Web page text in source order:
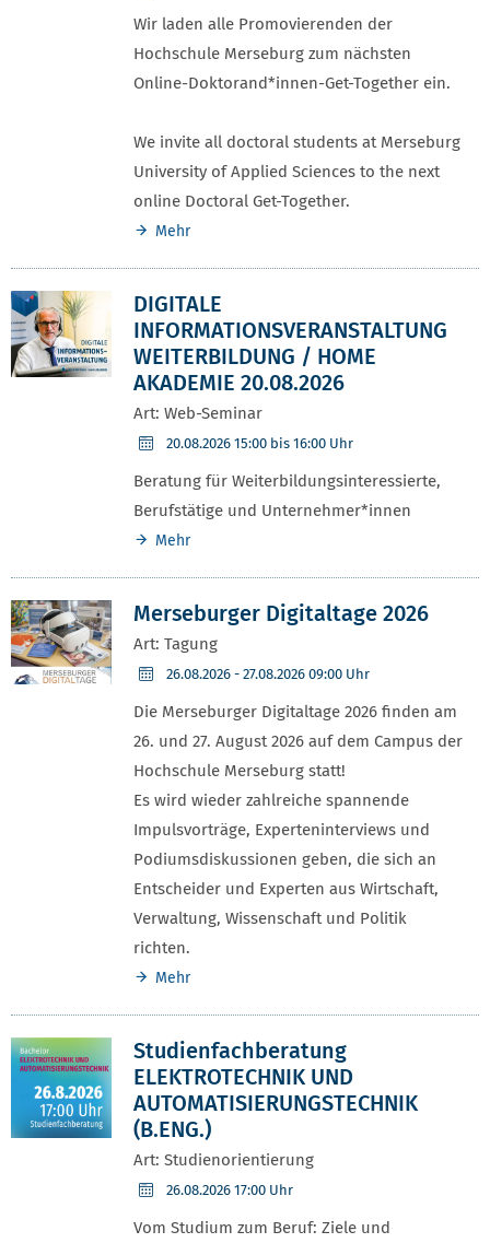
Wir laden alle Promovierenden der
Hochschule Merseburg zum nächsten
Online-Doktorand*innen-Get-Together ein.
We invite all doctoral students at Merseburg
University of Applied Sciences to the next
online Doctoral Get-Together.
Mehr
DIGITALE
INFORMATIONSVERANSTALTUNG
WEITERBILDUNG / HOME
AKADEMIE 20.08.2026
Art: Web-Seminar
20.08.2026 15:00 bis 16:00 Uhr
Beratung für Weiterbildungsinteressierte,
Berufstätige und Unternehmer*innen
Mehr
Merseburger Digitaltage 2026
Art: Tagung
26.08.2026 - 27.08.2026 09:00 Uhr
Die Merseburger Digitaltage 2026 finden am
26. und 27. August 2026 auf dem Campus der
Hochschule Merseburg statt!
Es wird wieder zahlreiche spannende
Impulsvorträge, Experteninterviews und
Podiumsdiskussionen geben, die sich an
Entscheider und Experten aus Wirtschaft,
Verwaltung, Wissenschaft und Politik
richten.
Mehr
Studienfachberatung
ELEKTROTECHNIK UND
AUTOMATISIERUNGSTECHNIK
(B.ENG.)
Art: Studienorientierung
26.08.2026 17:00 Uhr
Vom Studium zum Beruf: Ziele und